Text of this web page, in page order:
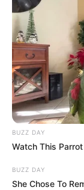
BUZZ DAY
Watch This
BUZZ DAY
She Chose To